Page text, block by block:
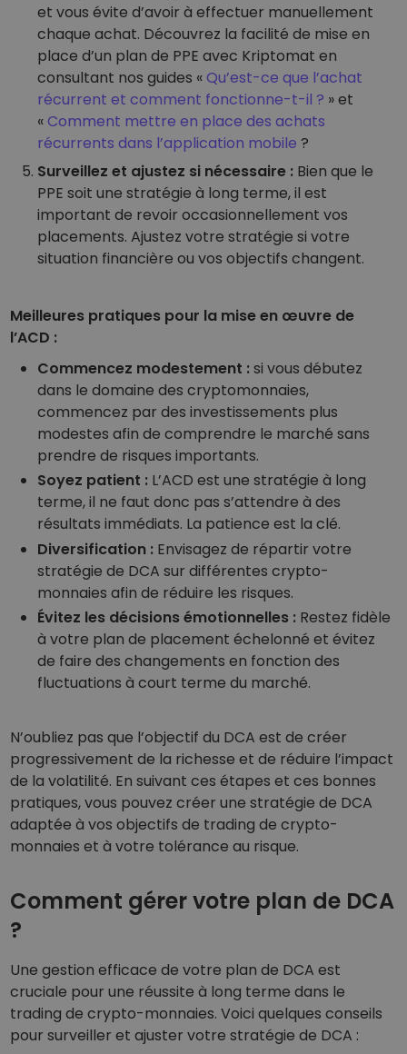
et vous évite d’avoir à effectuer manuellement
chaque achat. Découvrez la facilité de mise en
place d’un plan de PPE avec Kriptomat en
consultant nos guides «Qu’est-ce que l’achat
récurrent et comment fonctionne-t-il ? » et
«Comment mettre en place des achats
récurrents dans l’application mobile?
Surveillez et ajustez si nécessaire : Bien que le
PPE soit une stratégie à long terme, il est
important de revoir occasionnellement vos
placements. Ajustez votre stratégie si votre
situation financière ou vos objectifs changent.
Meilleures pratiques pour la mise en œuvre de
l’ACD :
Commencez modestement :si vous débutez
dans le domaine des cryptomonnaies,
commencez par des investissements plus
modestes afin de comprendre le marché sans
prendre de risques importants.
Soyez patient : L’ACD est une stratégie à long
terme, il ne faut donc pas s’attendre à des
résultats immédiats. La patience est la clé.
Diversification : Envisagez de répartir votre
stratégie de DCA sur différentes crypto-
monnaies afin de réduire les risques.
Évitez les décisions émotionnelles : Restez fidèle
à votre plan de placement échelonné et évitez
de faire des changements en fonction des
fluctuations à court terme du marché.
N’oubliez pas que l’objectif du DCA est de créer
progressivement de la richesse et de réduire l’impact
de la volatilité. En suivant ces étapes et ces bonnes
pratiques, vous pouvez créer une stratégie de DCA
adaptée à vos objectifs de trading de crypto-
monnaies et à votre tolérance au risque.
Comment gérer votre plan de DCA
?
Une gestion efficace de votre plan de DCA est
cruciale pour une réussite à long terme dans le
trading de crypto-monnaies. Voici quelques conseils
pour surveiller et ajuster votre stratégie de DCA :